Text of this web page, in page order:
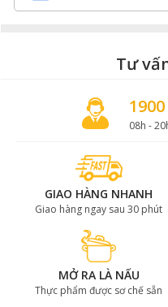
Cách sử dụng
Sốt lươn Nhật của
tăng hương vị cho nhiều
Hướng dẫn: Thoa
khi nướng hoặc
Tư
08h -
GIAO HÀNG NHANH
Giao hàng ngay sau 30 phút
MỞ RA LÀ NẤU
Thực phẩm được sơ chế sẵn